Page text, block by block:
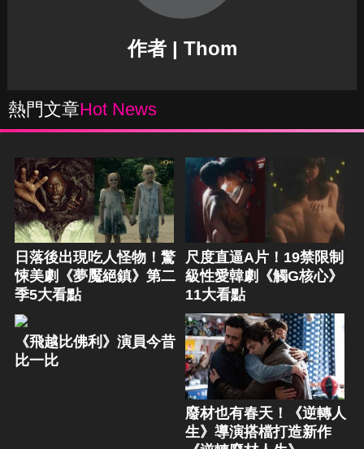
作者 | Thom
熱門文章Hot News
日落後出現吃人怪物！驚
悚美劇《夢魘絕鎮》第二
季5大看點
尺度直逼A片！19禁限制
級性愛韓劇《觸G核心》
11大看點
《飛越比佛利》演員今昔
比一比
廢材也有春天！《逆轉人
生》導演搭檔打造新作